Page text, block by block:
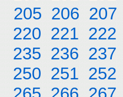
205 206 207
220 221 222
235 236 237
250 251 252
265 266 267